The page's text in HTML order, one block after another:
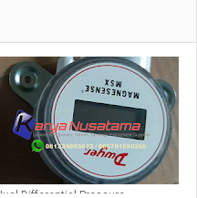
Jual Differential Pressure